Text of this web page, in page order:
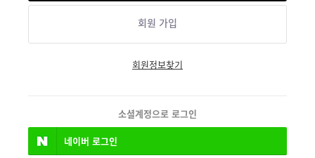
회원 가입
회원정보찾기
소셜계정으로 로그인
네이버 로그인